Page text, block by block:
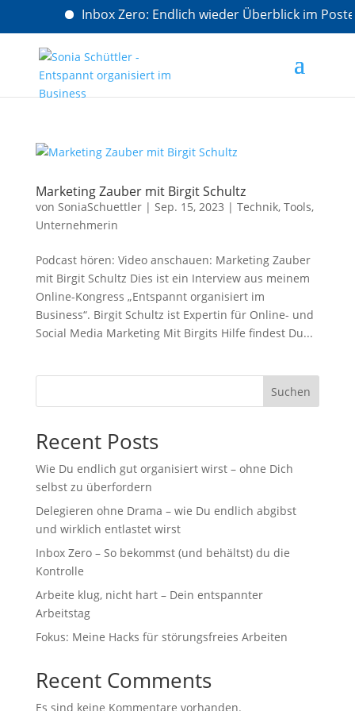
Inbox Zero: Endlich wieder Überblick im
Marketing Zauber mit Birgit Schultz
von SoniaSchuettler| Sep. 15, 2023 | Technik, Tools,
Unternehmerin
Podcast hören: Video anschauen: Marketing Zauber
mit Birgit Schultz Dies ist ein Interview aus meinem
Online-Kongress „Entspannt organisiert im
Business“. Birgit Schultz ist Expertin für Online- und
Social Media Marketing Mit Birgits Hilfe findest Du...
Suchen
Recent Posts
Wie Du endlich gut organisiert wirst – ohne Dich
selbst zu überfordern
Delegieren ohne Drama – wie Du endlich abgibst
und wirklich entlastet wirst
Inbox Zero – So bekommst (und behältst) du die
Kontrolle
Arbeite klug, nicht hart – Dein entspannter
Arbeitstag
Fokus: Meine Hacks für störungsfreies Arbeiten
Recent Comments
Es sind keine Kommentare vorhanden.